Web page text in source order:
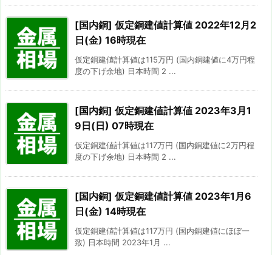
[国内銅] 仮定銅建値計算値 2022年12月2
日(金) 16時現在
仮定銅建値計算値は115万円 (国内銅建値に4万円程
度の下げ余地) 日本時間 2 ...
[国内銅] 仮定銅建値計算値 2023年3月1
9日(日) 07時現在
仮定銅建値計算値は117万円 (国内銅建値に2万円程
度の下げ余地) 日本時間 2 ...
[国内銅] 仮定銅建値計算値 2023年1月6
日(金) 14時現在
仮定銅建値計算値は117万円 (国内銅建値にほぼ一
致) 日本時間 2023年1月 ...